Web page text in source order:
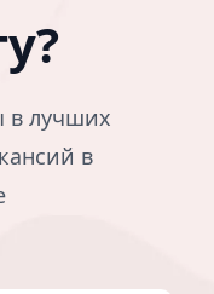
в лучших
в